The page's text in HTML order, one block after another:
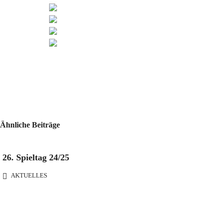
Ähnliche Beiträge
26. Spieltag 24/25
AKTUELLES